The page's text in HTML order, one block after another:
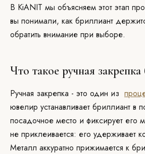
В KiANIT мы объясняем этот этап
вы понимали, как бриллиант
обратить внимание при выборе.
Что такое ручная
Ручная закрепка - это один из
ювелир устанавливает бриллиант в
посадочное место и фиксирует его
не приклеивается: его удерживает
Металл аккуратно прижимается к